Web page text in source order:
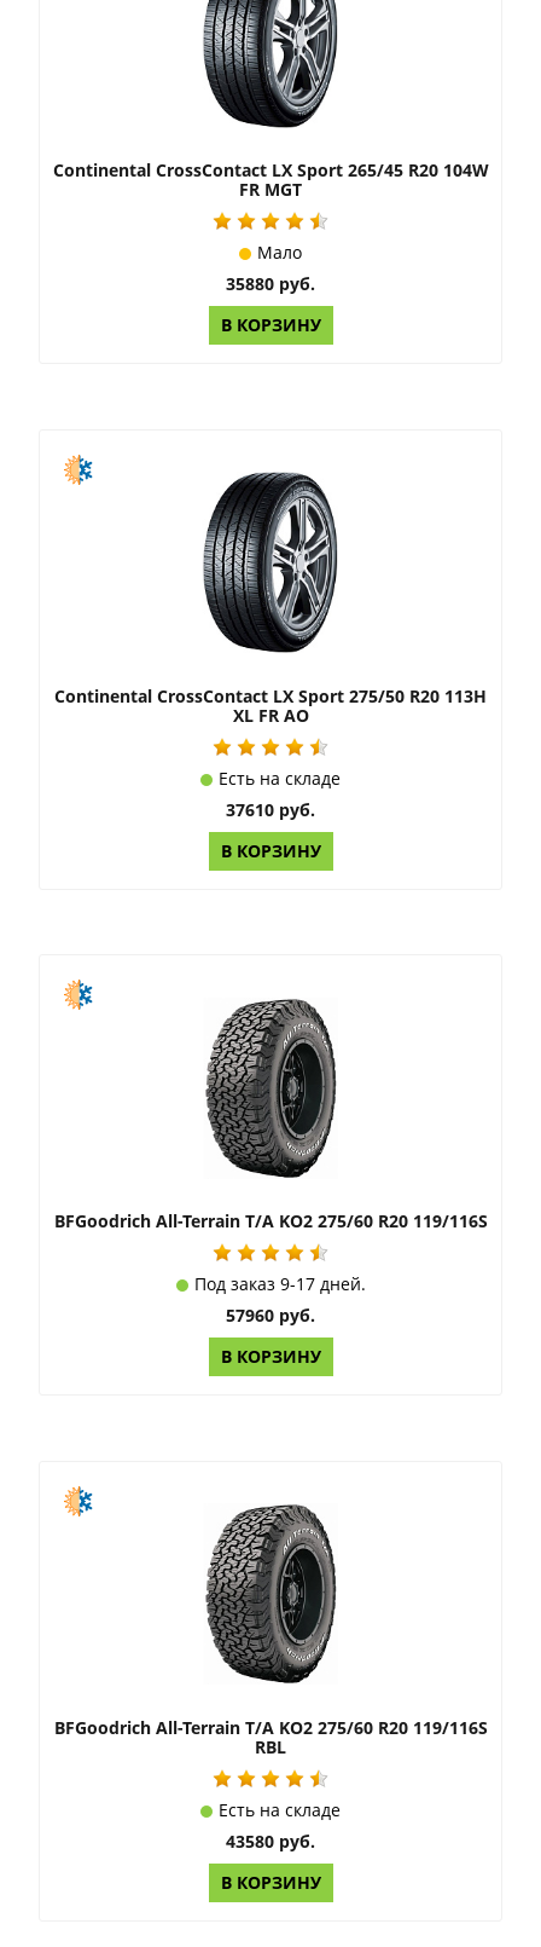
Continental CrossContact LX Sport 265/45 R20 104W
FR MGT
Мало
35880 руб.
В КОРЗИНУ
Continental CrossContact LX Sport 275/50 R20 113H
XL FR AO
Есть на складе
37610 руб.
В КОРЗИНУ
BFGoodrich All-Terrain T/A KO2 275/60 R20 119/116S
Под заказ 9-17 дней.
57960 руб.
В КОРЗИНУ
BFGoodrich All-Terrain T/A KO2 275/60 R20 119/116S
RBL
Есть на складе
43580 руб.
В КОРЗИНУ